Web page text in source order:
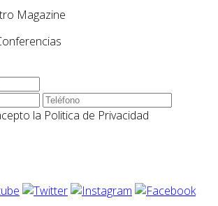
Magazine
la Politica de Privacidad